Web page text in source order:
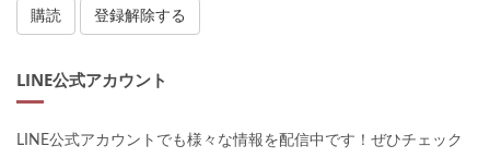
LINE公式アカウント
LINE公式アカウントでも様々な情報を配信中です！ぜひチェック